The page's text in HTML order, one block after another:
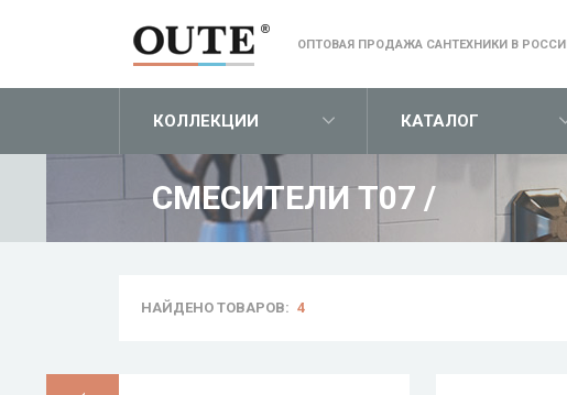
ОПТОВАЯ ПРОДАЖА САНТЕХНИКИ В
КОЛЛЕКЦИИ КАТАЛОГ
СМЕСИТЕЛИ T07 /
НАЙДЕНО ТОВАРОВ: 4